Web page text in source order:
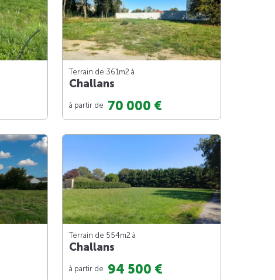
Terrain de 361m2 à
Challans
à partir de 70 000 €
Terrain de 554m2 à
Challans
à partir de 94 500 €